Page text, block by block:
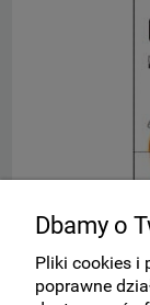
Dbamy o
Pliki cookies i
poprawne